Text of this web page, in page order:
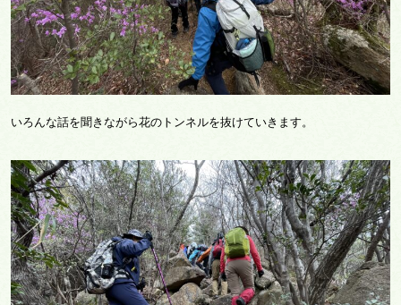
いろんな話を聞きながら花のトンネルを抜けていきます。